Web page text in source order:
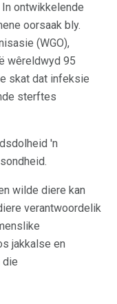
ontwikkelende
oorsaak bly.
(WGO),
wêreldwyd 95
skat dat infeksie
sterftes
'n
wilde diere kan
verantwoordelik
jakkalse en
die